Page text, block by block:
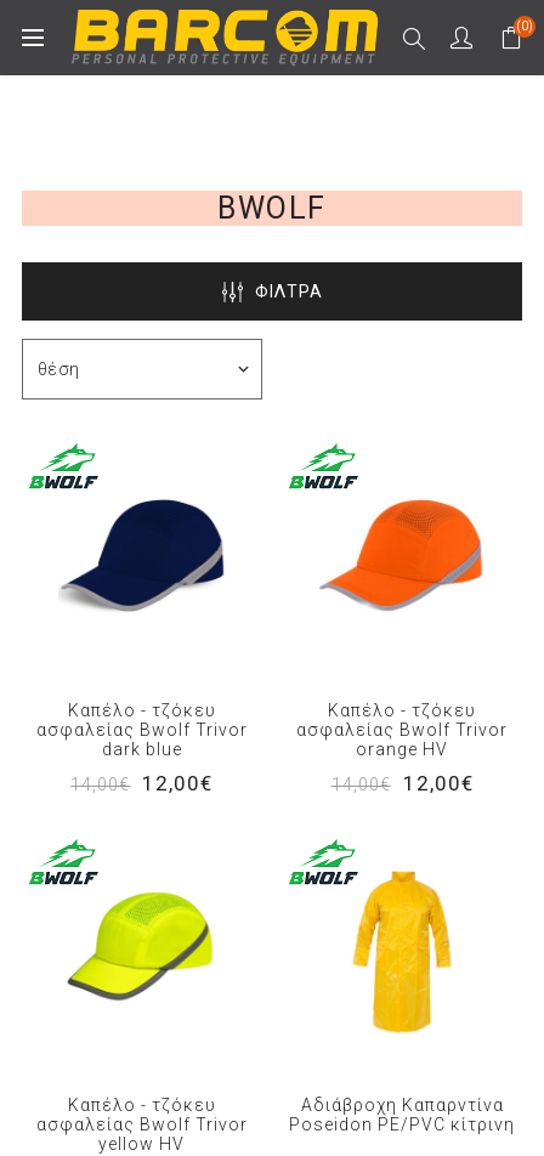
(0)
BWOLF
ΦΙΛΤΡΑ
Καπέλο - τζόκευ
ασφαλείας Bwolf Trivor
dark blue
14,00€
12,00€
Καπέλο - τζόκευ
ασφαλείας Bwolf Trivor
orange HV
14,00€
12,00€
Καπέλο - τζόκευ
ασφαλείας Bwolf Trivor
yellow HV
Αδιάβροχη Καπαρντίνα
Poseidon PE/PVC κίτρινη